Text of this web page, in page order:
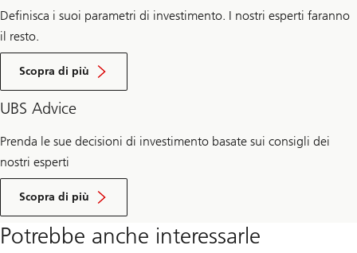
Definisca i suoi parametri di investimento. I nostri esperti faranno
il resto.
Scopra di più
su
UBS
UBS Advice
Prenda le sue decisioni di investimento basate sui consigli dei
nostri esperti
Scopra di più
su
UBS
Potrebbe anche interessarle